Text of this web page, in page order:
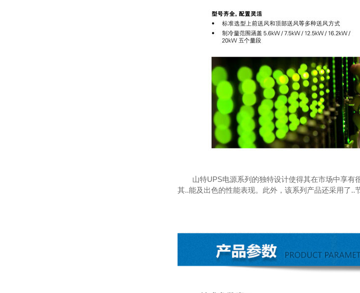
山特UPS电源系列的独特设计使得其在市场中享
其..能及出色的性能表现。此外，该系列产品还采用了..